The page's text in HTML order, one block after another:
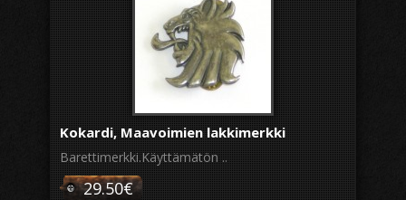
Kokardi, Maavoimien lakkimerkki
Barettimerkki.Käyttämätön ..
29.50€